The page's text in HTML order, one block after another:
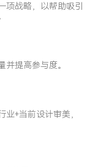
项战略，以帮助吸引
提高参与度。
+当前设计审美，